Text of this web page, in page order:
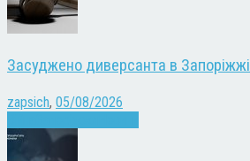
Засуджено диверсанта в Запоріжжі
zapsich, 05/08/2026